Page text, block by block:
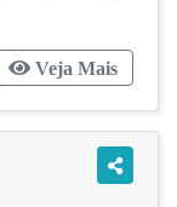
Veja Mais